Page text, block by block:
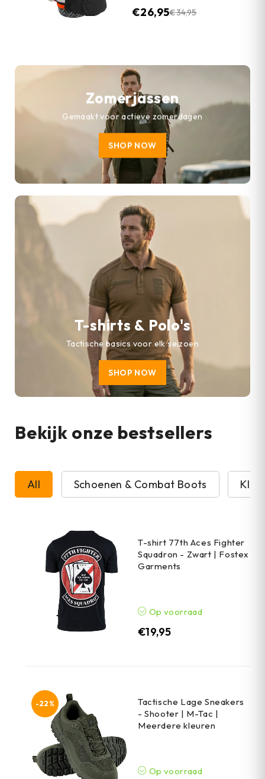
€34,95
€26,95
Zomerjassen
Gemaakt voor actieve zomerdagen
SHOP NOW
T-shirts & Polo's
Tactische basics voor elk seizoen
SHOP NOW
Bekijk onze bestsellers
All Schoenen & Combat Boots
T-shirt 77th Aces Fighter
Squadron - Zwart | Fostex
Garments
Op voorraad
€19,95
-22%
Tactische Lage Sneakers
- Shooter | M-Tac |
Meerdere kleuren
Op voorraad